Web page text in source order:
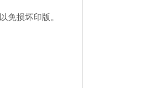
免损坏印版。